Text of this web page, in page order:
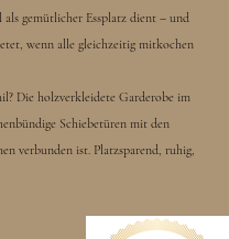
gemütlicher Essplatz dient – und
wenn alle gleichzeitig mitkochen
Die holzverkleidete Garderobe im
Schiebetüren mit den
verbunden ist. Platzsparend, ruhig,